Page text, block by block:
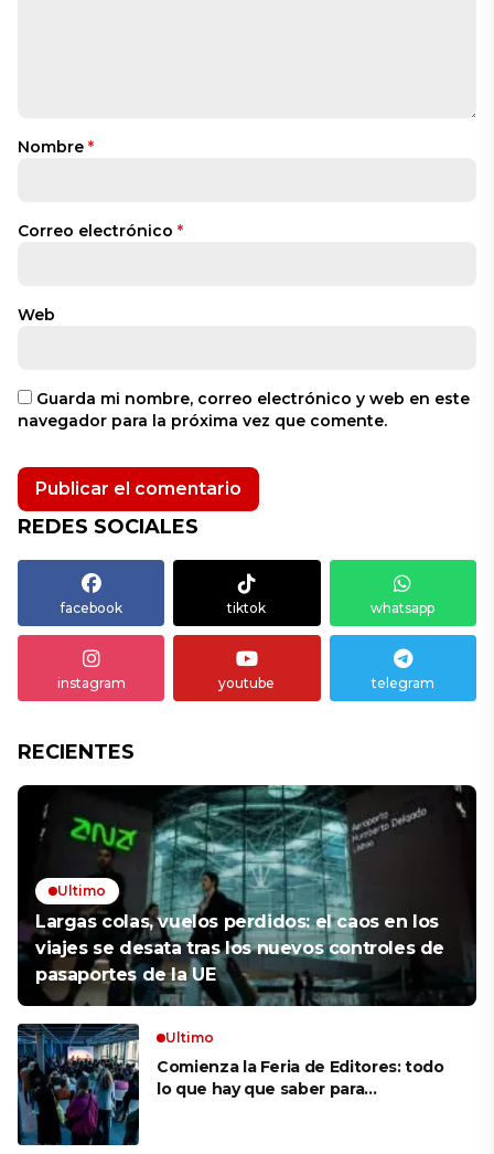
Nombre *
Correo electrónico *
Web
Guarda mi nombre, correo electrónico y web en este
navegador para la próxima vez que comente.
REDES SOCIALES
facebook tiktok whatsapp
instagram youtube telegram
RECIENTES
Ultimo
Largas colas, vuelos perdidos: el caos en los
viajes se desata tras los nuevos controles de
pasaportes de la UE
Ultimo
Comienza la Feria de Editores: todo
lo que hay que saber para